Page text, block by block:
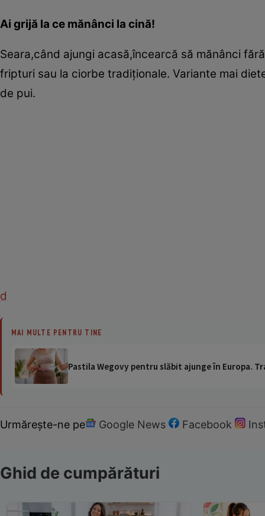
Ai grijă la ce mănânci la cină!
Seara,când ajungi acasă,încearcă să mănânci
fripturi sau la ciorbe tradiţionale. Variante mai
de pui.
d
MAI MULTE PENTRU TINE
Pastila Wegovy pentru slăbit ajunge în Europa.
Urmărește-ne pe Google News Facebook
Ghid de cumpărături